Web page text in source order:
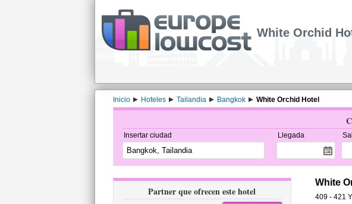
White Orchid
Inicio Hoteles Tailandia Bangkok White Orchid Hotel
Insertar ciudad Llegada
Partner que ofrecen este hotel
White
409 - 421